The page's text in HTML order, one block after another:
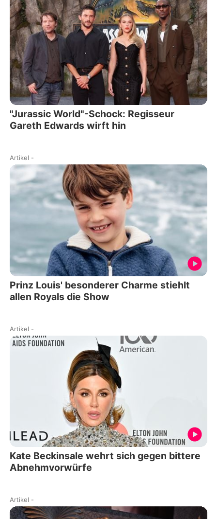
"Jurassic World"-Schock: Regisseur
Gareth Edwards wirft hin
Artikel -
Prinz Louis' besonderer Charme stiehlt
allen Royals die Show
Artikel -
Kate Beckinsale wehrt sich gegen bittere
Abnehmvorwürfe
Artikel -